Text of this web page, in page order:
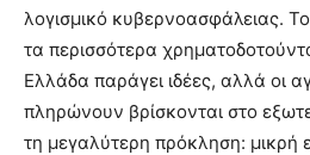
λογισμικό κυβερνοασφάλειας. Το
τα περισσότερα
Ελλάδα παράγει ιδέες, αλλά οι
πληρώνουν βρίσκονται στο
τη μεγαλύτερη πρόκληση: μικρή